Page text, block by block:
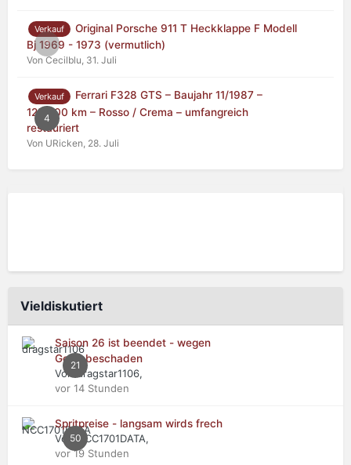
0
Verkauf
Original Porsche 911 T Heckklappe F Modell
Bj 1969 - 1973 (vermutlich)
Von Cecilblu, 31. Juli
4
Verkauf
Ferrari F328 GTS – Baujahr 11/1987 –
125.000 km – Rosso / Crema – umfangreich
restauriert
Von URicken, 28. Juli
Vieldiskutiert
21
Saison 26 ist beendet - wegen
Getriebeschaden
Von dragstar1106,
vor 14 Stunden
50
Spritpreise - langsam wirds frech
Von NCC1701DATA,
vor 19 Stunden